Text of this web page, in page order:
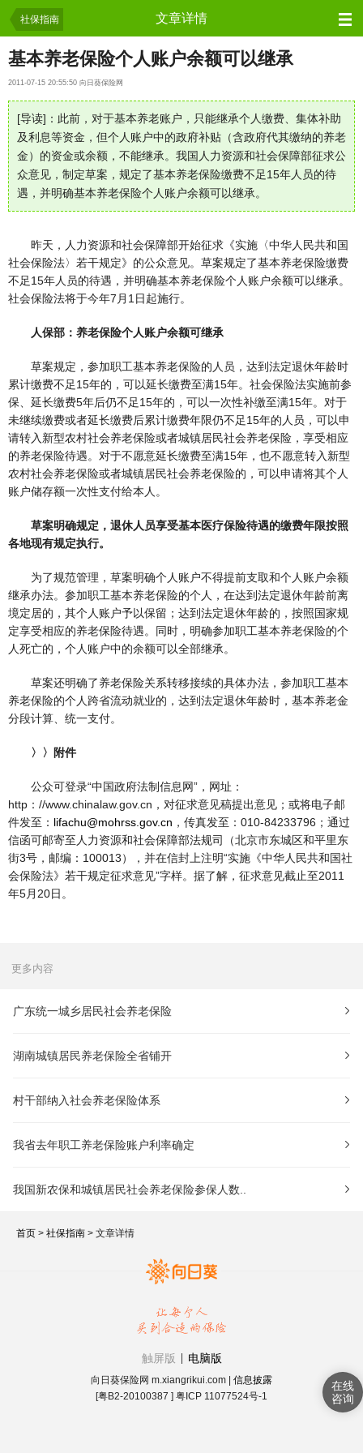
社保指南 文章详情
基本养老保险个人账户余额可以继承
2011-07-15 20:55:50 向日葵保险网
[导读]：此前，对于基本养老账户，只能继承个人缴费、集体补助
及利息等资金，但个人账户中的政府补贴（含政府代其缴纳的养老
金）的资金或余额，不能继承。我国人力资源和社会保障部征求公
众意见，制定草案，规定了基本养老保险缴费不足15年人员的待
遇，并明确基本养老保险个人账户余额可以继承。
昨天，人力资源和社会保障部开始征求《实施〈中华人民共和国
社会保险法〉若干规定》的公众意见。草案规定了基本养老保险缴费
不足15年人员的待遇，并明确基本养老保险个人账户余额可以继承。
社会保险法将于今年7月1日起施行。
人保部：养老保险个人账户余额可继承
草案规定，参加职工基本养老保险的人员，达到法定退休年龄时
累计缴费不足15年的，可以延长缴费至满15年。社会保险法实施前参
保、延长缴费5年后仍不足15年的，可以一次性补缴至满15年。对于
未继续缴费或者延长缴费后累计缴费年限仍不足15年的人员，可以申
请转入新型农村社会养老保险或者城镇居民社会养老保险，享受相应
的养老保险待遇。对于不愿意延长缴费至满15年，也不愿意转入新型
农村社会养老保险或者城镇居民社会养老保险的，可以申请将其个人
账户储存额一次性支付给本人。
草案明确规定，退休人员享受基本医疗保险待遇的缴费年限按照
各地现有规定执行。
为了规范管理，草案明确个人账户不得提前支取和个人账户余额
继承办法。参加职工基本养老保险的个人，在达到法定退休年龄前离
境定居的，其个人账户予以保留；达到法定退休年龄的，按照国家规
定享受相应的养老保险待遇。同时，明确参加职工基本养老保险的个
人死亡的，个人账户中的余额可以全部继承。
草案还明确了养老保险关系转移接续的具体办法，参加职工基本
养老保险的个人跨省流动就业的，达到法定退休年龄时，基本养老金
分段计算、统一支付。
〉〉附件
公众可登录“中国政府法制信息网”，网址：
http：//www.chinalaw.gov.cn，对征求意见稿提出意见；或将电子邮
件发至： lifachu@mohrss.gov.cn ，传真发至：010-84233796；通过
信函可邮寄至人力资源和社会保障部法规司（北京市东城区和平里东
街3号，邮编：100013），并在信封上注明“实施《中华人民共和国社
会保险法》若干规定征求意见”字样。据了解，征求意见截止至2011
年5月20日。
更多内容
广东统一城乡居民社会养老保险
湖南城镇居民养老保险全省铺开
村干部纳入社会养老保险体系
我省去年职工养老保险账户利率确定
我国新农保和城镇居民社会养老保险参保人数..
首页 > 社保指南 > 文章详情
触屏版 电脑版
向日葵保险网 m.xiangrikui.com | 信息披露
[粤B2-20100387 ] 粤ICP 11077524号-1